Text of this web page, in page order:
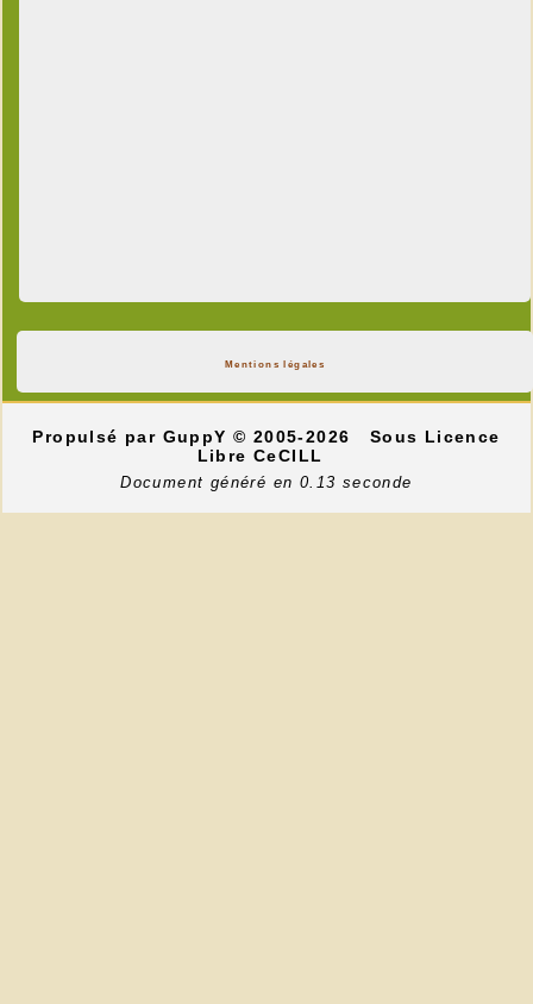
Mentions légales
Propulsé par GuppY© 2005-2026
Sous Licence
Libre CeCILL
Document généré en 0.13 seconde